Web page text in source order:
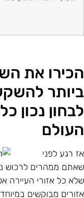
את
נכון
רגע לפני
ממהרים לרכוש
כל אזורי העיירה
מבוקשים